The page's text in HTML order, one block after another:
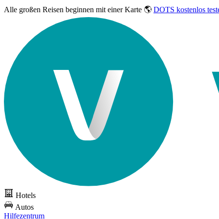
Alle großen Reisen beginnen mit einer Karte 🌎 DOTS kostenlos
Hotels
Autos
Hilfezentrum